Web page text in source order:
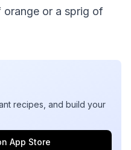
orange or a sprig of
recipes, and build your
App Store